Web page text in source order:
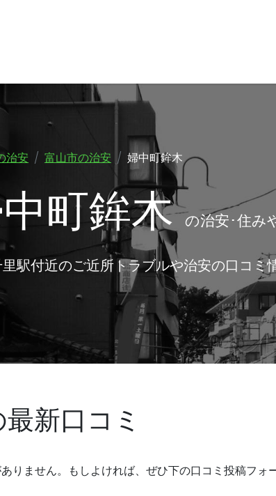
治安 富山市の治安 婦中町鉾木
町鉾木の治安･住み
駅付近のご近所トラブルや治安の口コ
新口コミ
りません。もしよければ、ぜひ下の口コミ投稿フォ